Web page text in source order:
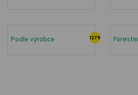
Podle výrobce 1279